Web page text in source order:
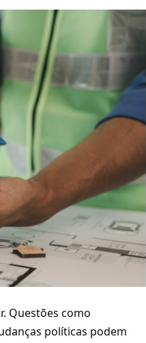
Questões como
políticas podem